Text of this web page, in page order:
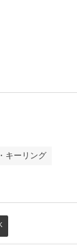
キーリング